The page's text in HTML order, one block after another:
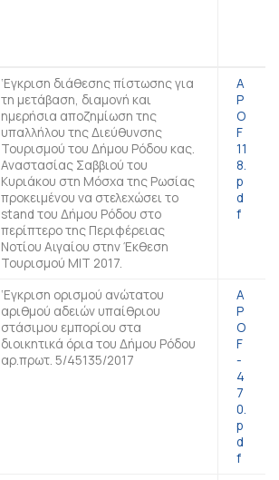
‘Εγκριση διάθεσης πίστωσης για
τη μετάβαση, διαμονή και
ημερήσια αποζημίωση της
υπαλλήλου της Διεύθυνσης
Τουρισμού του Δήμου Ρόδου κας.
Αναστασίας Σαββιού του
Κυριάκου στη Μόσχα της Ρωσίας
προκειμένου να στελεχώσει το
stand του Δήμου Ρόδου στο
περίπτερο της Περιφέρειας
Νοτίου Αιγαίου στην Έκθεση
Τουρισμού ΜΙΤ 2017.
A
P
O
F
11
8.
p
d
f
‘Εγκριση ορισμού ανώτατου
αριθμού αδειών υπαίθριου
στάσιμου εμπορίου στα
διοικητικά όρια του Δήμου Ρόδου
αρ.πρωτ. 5/45135/2017
A
P
O
F
-
4
7
0.
p
d
f